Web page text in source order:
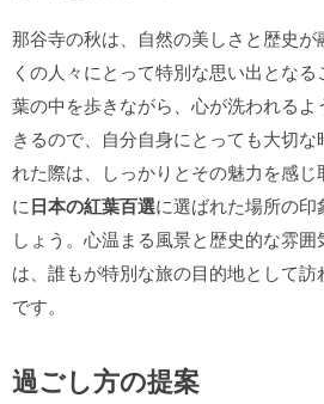
那谷寺の秋は、自然の美しさと歴史
くの人々にとって特別な思い出とな
葉の中を歩きながら、心が洗われる
きるので、自分自身にとっても大切
れた際は、しっかりとその魅力を感
に日本の紅葉百選に選ばれた場所の
しょう。心温まる風景と歴史的な雰
は、誰もが特別な旅の目的地として訪
です。
過ごし方の提案